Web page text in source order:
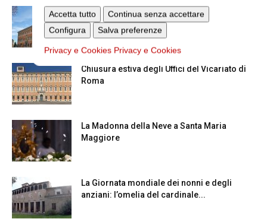
Accetta tutto
Continua senza accettare
Configura
Salva preferenze
Privacy e Cookies Privacy e Cookies
Nuove nomine nella diocesi di Roma
Chiusura estiva degli Uffici del Vicariato di
Roma
La Madonna della Neve a Santa Maria
Maggiore
La Giornata mondiale dei nonni e degli
anziani: l’omelia del cardinale...